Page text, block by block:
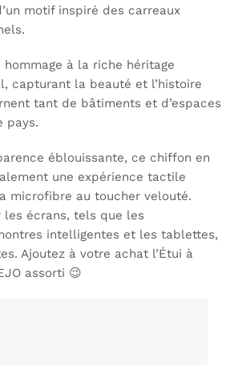
motif inspiré des carreaux
à la riche héritage
capturant la beauté et l’histoire
tant de bâtiments et d’espaces
pays.
éblouissante, ce chiffon en
une expérience tactile
microfibre au toucher velouté.
les écrans, tels que les
intelligentes et les tablettes,
Ajoutez à votre achat l’Étui à
assorti 😉